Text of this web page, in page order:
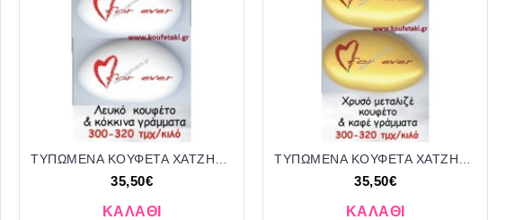
35,50€
ΚΑΛΆΘΙ
35,50€
ΚΑΛΆΘΙ